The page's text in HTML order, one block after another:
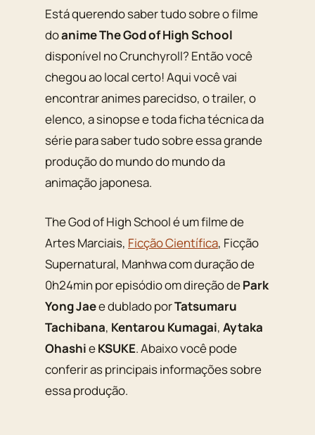
Está querendo saber tudo sobre o filme
doanime The God of High School
disponível no Crunchyroll? Então você
chegou ao local certo! Aqui você vai
encontrar animes parecidso, o trailer, o
elenco, a sinopse e toda ficha técnica da
série para saber tudo sobre essa grande
produção do mundo do mundo da
animação japonesa.
The God of High School é um filme de
Artes Marciais, Ficção Científica, Ficção
Supernatural, Manhwa com duração de
0h24min por episódio om direção dePark
Yong Jaee dublado porTatsumaru
Tachibana, Kentarou Kumagai, Aytaka
OhashieKSUKE. Abaixo você pode
conferir as principais informações sobre
essa produção.